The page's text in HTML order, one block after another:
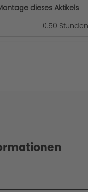
dieses Aktikels
0.50 Stunden